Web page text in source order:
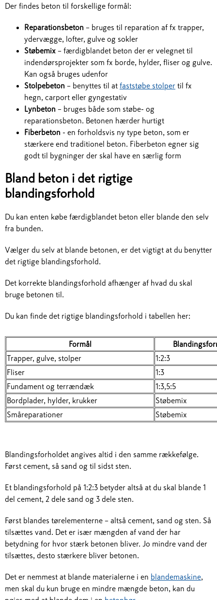
Der findes beton til forskellige formål:
Reparationsbeton – bruges til reparation af fx trapper,
ydervægge, lofter, gulve og sokler
Støbemix – færdigblandet beton der er velegnet til
indendørsprojekter som fx borde, hylder, fliser og gulve.
Kan også bruges udenfor
Stolpebeton – benyttes til at faststøbe stolper til fx
hegn, carport eller gyngestativ
Lynbeton – bruges både som støbe- og
reparationsbeton. Betonen hærder hurtigt
Fiberbeton - en forholdsvis ny type beton, som er
stærkere end traditionel beton. Fiberbeton egner sig
godt til bygninger der skal have en særlig form
Bland beton i det rigtige
blandingsforhold
Du kan enten købe færdigblandet beton eller blande den selv
fra bunden.
Vælger du selv at blande betonen, er det vigtigt at du benytter
det rigtige blandingsforhold.
Det korrekte blandingsforhold afhænger af hvad du skal
bruge betonen til.
Du kan finde det rigtige blandingsforhold i tabellen her:
Formål
Trapper, gulve, stolper
1:2:3
Fliser
1:3
Fundament og terrændæk
1:3,5:5
Bordplader, hylder, krukker
Støbemix
Småreparationer
Støbemix
Blandingsforholdet angives altid i den samme rækkefølge.
Først cement, så sand og til sidst sten.
Et blandingsforhold på 1:2:3 betyder altså at du skal blande 1
del cement, 2 dele sand og 3 dele sten.
Først blandes tørelementerne – altså cement, sand og sten. Så
tilsættes vand. Det er især mængden af vand der har
betydning for hvor stærk betonen bliver. Jo mindre vand der
tilsættes, desto stærkere bliver betonen.
Det er nemmest at blande materialerne i en blandemaskine
men skal du kun bruge en mindre mængde beton, kan du